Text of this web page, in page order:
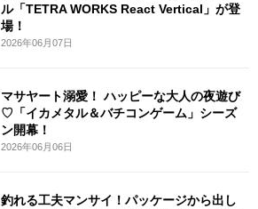
ル「TETRA WORKS React Vertical」が登
場！
2026年06月07日
マサヤート溺愛！ ハッピーな大人の夜遊び
♡「イカメタル＆バチコンゲーム」シーズ
ン開幕！
2026年06月06日
釣れる工夫マンサイ！パッケージから出し